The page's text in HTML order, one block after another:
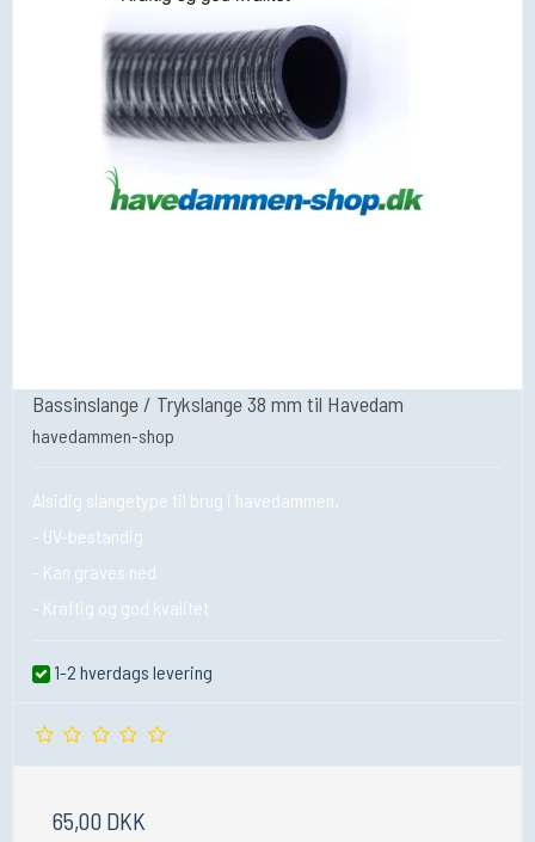
Bassinslange / Trykslange 38 mm til Havedam
havedammen-shop
Alsidig slangetype til brug i havedammen.
- UV-bestandig
- Kan graves ned
- Kraftig og god kvalitet
1-2 hverdags levering
65,00 DKK